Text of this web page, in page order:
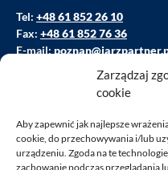
Zarządzaj
cookie
Aby zapewnić jak najlepsze
cookie, do przechowywania i/lub
urządzeniu. Zgoda na te
zachowanie podczas przeglądania
Tel: +48 61 852 26 10
Fax: +48 61 852 76 36
E-mail:
Prawo budowlane i prawo
Obsługa prawna firm i
Prawo własności